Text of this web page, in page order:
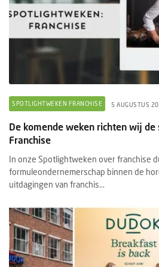
SPOTLIGHTWEKEN FRANCHISE 5 AUGUSTUS
De komende weken richten wij de
Franchise
In onze Spotlightweken over franchise
formuleondernemerschap binnen de
uitdagingen van franchis...